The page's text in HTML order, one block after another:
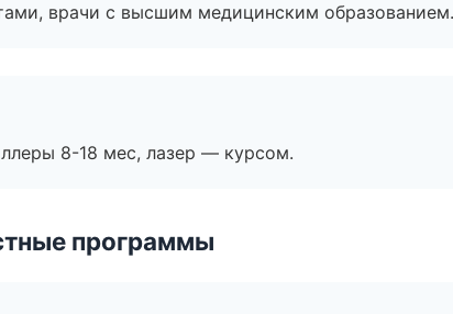
врачи с высшим медицинским образованием.
8-18 мес, лазер — курсом.
программы